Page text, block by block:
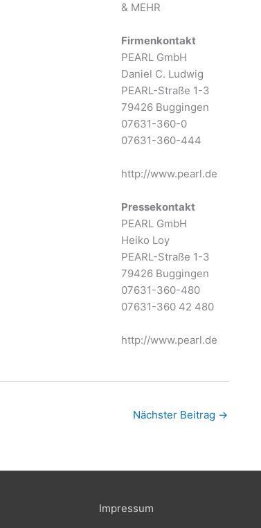
& MEHR
Firmenkontakt
PEARL GmbH
Daniel C. Ludwig
PEARL-Straße 1-3
79426 Buggingen
07631-360-0
07631-360-444
http://www.pearl.de
Pressekontakt
PEARL GmbH
Heiko Loy
PEARL-Straße 1-3
79426 Buggingen
07631-360-480
07631-360 42 480
http://www.pearl.de
Nächster Beitrag →
Impressum